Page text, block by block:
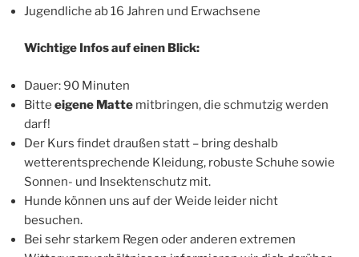
Jugendliche ab 16 Jahren und Erwachsene
Wichtige Infos auf einen Blick:
Dauer: 90 Minuten
Bitte eigene Matte mitbringen, die schmutzig werden
darf!
Der Kurs findet draußen statt – bring deshalb
wetterentsprechende Kleidung, robuste Schuhe sowie
Sonnen- und Insektenschutz mit.
Hunde können uns auf der Weide leider nicht
besuchen.
Bei sehr starkem Regen oder anderen extremen